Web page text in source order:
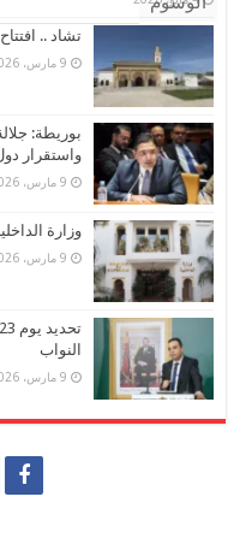
تشاد ..
9 مارس، 2026
بوريطة:
واستقرار
9 مارس، 2026
وزارة
9 مارس، 2026
النواب
9 مارس، 2026